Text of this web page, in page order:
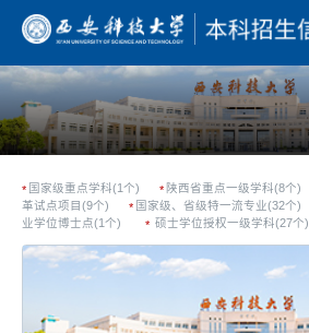
国家级重点学科(1个) 陕西省重点一级学科(8个)
革试点项目(9个)
国家级、省级特一流专业(32个)
业学位博士点(1个)
硕士学位授权一级学科(27个)